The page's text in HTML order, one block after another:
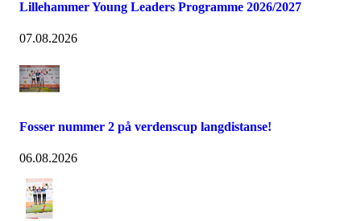
Lillehammer Young Leaders Programme 2026/2027
07.08.2026
Fosser nummer 2 på verdenscup langdistanse!
06.08.2026